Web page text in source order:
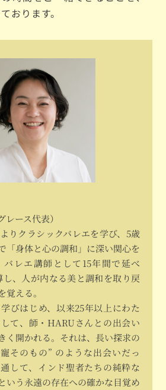
おります。
レース代表）
りクラシックバレエを学び、5歳
「身体と心の調和」に深い関心を
レエ講師として15年間で延べ
し、人が内なる美と調和を取り戻
える。
びはじめ、以来25年以上にわた
て、師・HARUさんとの出会い
く開かれる。それは、長い探求の
そのもの” のような出会いだっ
して、インド聖者たちの純粋な
いう永遠の存在への確かな目覚め